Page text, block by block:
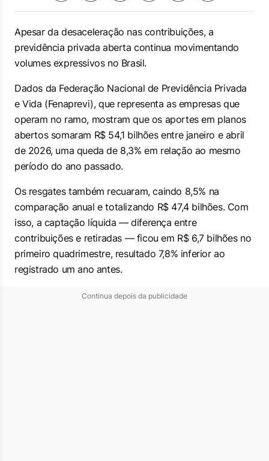
Apesar da desaceleração nas contribuições, a
previdência privada aberta continua movimentando
volumes expressivos no Brasil.
Dados da Federação Nacional de Previdência Privada
e Vida (Fenaprevi), que representa as empresas que
operam no ramo, mostram que os aportes em planos
abertos somaram R$ 54,1 bilhões entre janeiro e abril
de 2026, uma queda de 8,3% em relação ao mesmo
período do ano passado.
Os resgates também recuaram, caindo 8,5% na
comparação anual e totalizando R$ 47,4 bilhões. Com
isso, a captação líquida — diferença entre
contribuições e retiradas — ficou em R$ 6,7 bilhões no
primeiro quadrimestre, resultado 7,8% inferior ao
registrado um ano antes.
Continua depois da publicidade